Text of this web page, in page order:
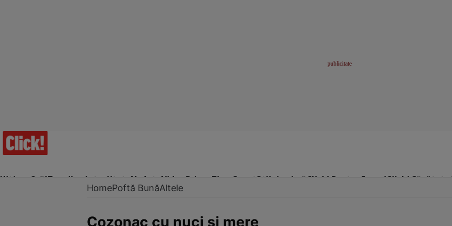
Ultima Oră!Trending Actualitate Vedete Video Prime Time SportStil de viațăClick! Pentru FemeiClick! Sănătate
HomePoftă BunăAltele
Cozonac cu nuci şi mere